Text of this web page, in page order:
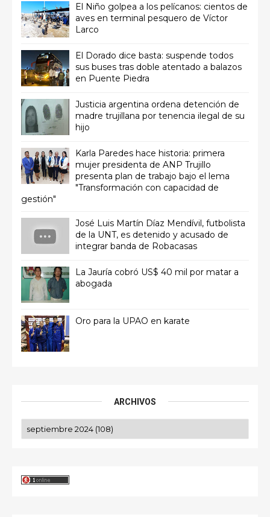
El Niño golpea a los pelícanos: cientos de
aves en terminal pesquero de Víctor
Larco
El Dorado dice basta: suspende todos
sus buses tras doble atentado a balazos
en Puente Piedra
Justicia argentina ordena detención de
madre trujillana por tenencia ilegal de su
hijo
Karla Paredes hace historia: primera
mujer presidenta de ANP Trujillo
presenta plan de trabajo bajo el lema
"Transformación con capacidad de
gestión"
José Luis Martín Díaz Mendívil, futbolista
de la UNT, es detenido y acusado de
integrar banda de Robacasas
La Jauría cobró US$ 40 mil por matar a
abogada
Oro para la UPAO en karate
ARCHIVOS